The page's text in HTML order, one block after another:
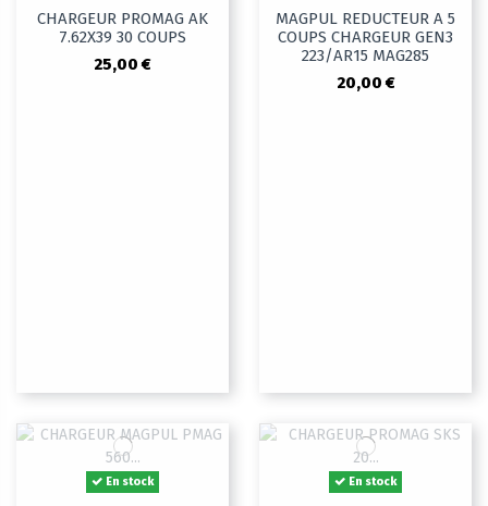
CHARGEUR PROMAG AK
7.62X39 30 COUPS
25,00 €
MAGPUL REDUCTEUR A 5
COUPS CHARGEUR GEN3
223/AR15 MAG285
20,00 €
En stock En stock